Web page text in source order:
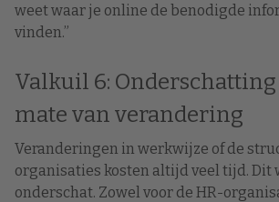
weet waar je online de benodigde
vinden.”
Valkuil 6: Onderschatting
mate van verandering
Veranderingen in werkwijze of de
organisaties kosten altijd veel tijd. Dit
onderschat. Zowel voor de HR-